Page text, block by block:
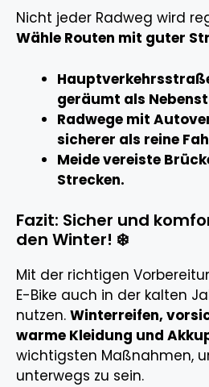
Nicht jeder Radweg wird
Wähle Routen mit guter
geräumt als
Radwege mit
sicherer als reine
Meide vereiste
Strecken.
Fazit: Sicher und
den Winter! ❄️
Mit der richtigen
E-Bike auch in der kalten
nutzen. Winterreifen,
warme Kleidung und
wichtigsten Maßnahmen,
unterwegs zu sein.